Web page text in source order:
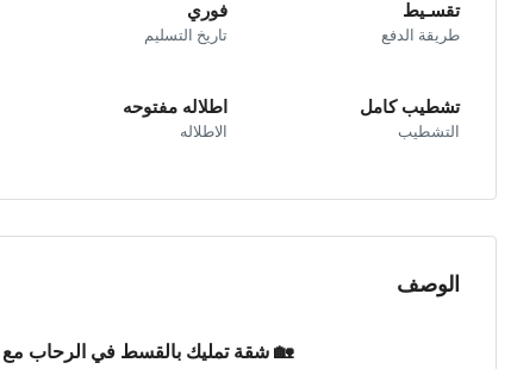
تقسـيط
طريقة الدفع
فوري
تاريخ التسليم
تشطيب كامل
التشطيب
اطلاله مفتوحه
الاطلاله
الوصف
🏡 شقة تمليك بالقسط في الرحاب مع